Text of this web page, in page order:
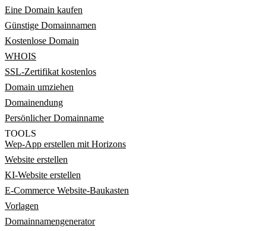
Eine Domain kaufen
Günstige Domainnamen
Kostenlose Domain
WHOIS
SSL-Zertifikat kostenlos
Domain umziehen
Domainendung
Persönlicher Domainname
TOOLS
Wep-App erstellen mit Horizons
Website erstellen
KI-Website erstellen
E-Commerce Website-Baukasten
Vorlagen
Domainnamengenerator